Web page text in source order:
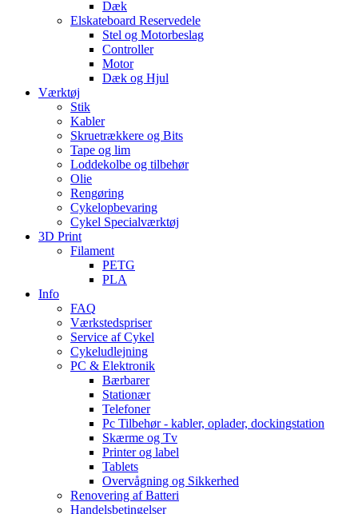
Dæk
Elskateboard Reservedele
Stel og Motorbeslag
Controller
Motor
Dæk og Hjul
Værktøj
Stik
Kabler
Skruetrækkere og Bits
Tape og lim
Loddekolbe og tilbehør
Olie
Rengøring
Cykelopbevaring
Cykel Specialværktøj
3D Print
Filament
PETG
PLA
Info
FAQ
Værkstedspriser
Service af Cykel
Cykeludlejning
PC & Elektronik
Bærbarer
Stationær
Telefoner
Pc Tilbehør - kabler, oplader, dockingstation
Skærme og Tv
Printer og label
Tablets
Overvågning og Sikkerhed
Renovering af Batteri
Handelsbetingelser